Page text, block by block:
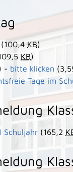
(100,4KB)
KB)
- bitte klicken
Tage im
Schuljahr (165,2